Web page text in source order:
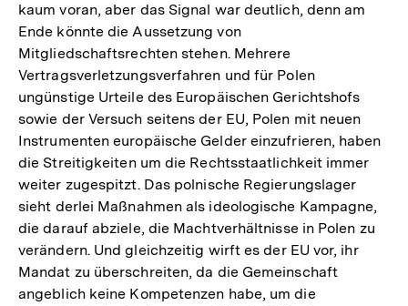
kaum voran, aber das Signal war deutlich, denn am
Ende könnte die Aussetzung von
Mitgliedschaftsrechten stehen. Mehrere
Vertragsverletzungsverfahren und für Polen
ungünstige Urteile des Europäischen Gerichtshofs
sowie der Versuch seitens der EU, Polen mit neuen
Instrumenten europäische Gelder einzufrieren, haben
die Streitigkeiten um die Rechtsstaatlichkeit immer
weiter zugespitzt. Das polnische Regierungslager
sieht derlei Maßnahmen als ideologische Kampagne,
die darauf abziele, die Machtverhältnisse in Polen zu
verändern. Und gleichzeitig wirft es der EU vor, ihr
Mandat zu überschreiten, da die Gemeinschaft
angeblich keine Kompetenzen habe, um die